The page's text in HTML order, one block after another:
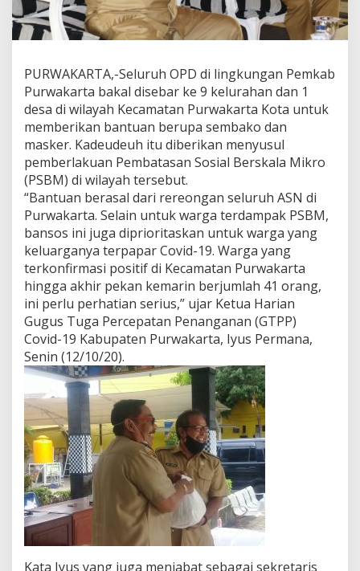
PURWAKARTA,-Seluruh OPD di lingkungan Pemkab
Purwakarta bakal disebar ke 9 kelurahan dan 1
desa di wilayah Kecamatan Purwakarta Kota untuk
memberikan bantuan berupa sembako dan
masker. Kadeudeuh itu diberikan menyusul
pemberlakuan Pembatasan Sosial Berskala Mikro
(PSBM) di wilayah tersebut.
“Bantuan berasal dari rereongan seluruh ASN di
Purwakarta. Selain untuk warga terdampak PSBM,
bansos ini juga diprioritaskan untuk warga yang
keluarganya terpapar Covid-19. Warga yang
terkonfirmasi positif di Kecamatan Purwakarta
hingga akhir pekan kemarin berjumlah 41 orang,
ini perlu perhatian serius,” ujar Ketua Harian
Gugus Tuga Percepatan Penanganan (GTPP)
Covid-19 Kabupaten Purwakarta, Iyus Permana,
Senin (12/10/20).
Kata Iyus yang juga menjabat sebagai sekretaris